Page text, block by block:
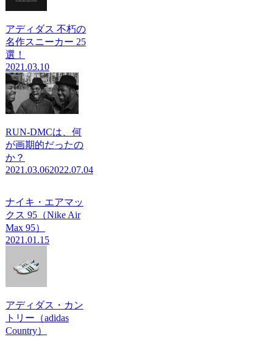
アディダス 不朽の
名作スニーカー 25
選！
2021.03.10
RUN-DMCは、何
が画期的だったの
か？
2021.03.062022.07.04
ナイキ・エアマッ
クス 95（Nike Air
Max 95）
2021.01.15
アディダス・カン
トリー（adidas
Country）